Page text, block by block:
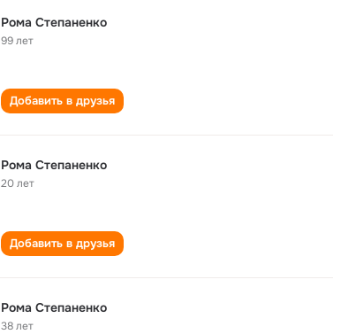
Рома Степаненко
99 лет
Добавить в друзья
Рома Степаненко
20 лет
Добавить в друзья
Рома Степаненко
38 лет